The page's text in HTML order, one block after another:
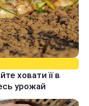
ховати її в
урожай